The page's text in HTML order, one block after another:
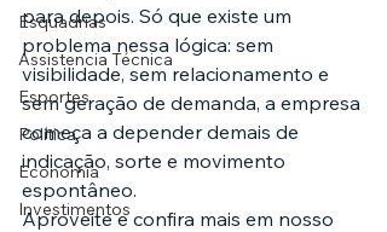
Esquadrias
Assistencia Técnica
Esportes
Política
Economia
Investimentos
para depois. Só que existe um
problema nessa lógica: sem
visibilidade, sem relacionamento e
sem geração de demanda, a empresa
começa a depender demais de
indicação, sorte e movimento
espontâneo.
Aproveite e confira mais em nosso